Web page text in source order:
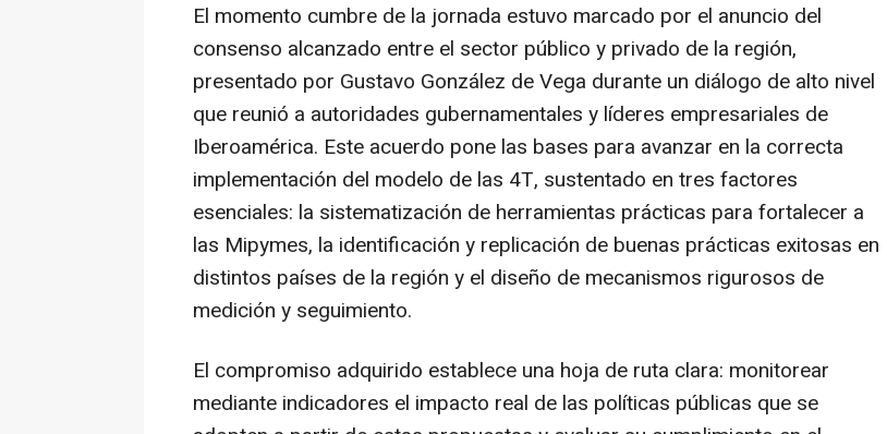
El momento cumbre de la jornada estuvo marcado por el anuncio del
consenso alcanzado entre el sector público y privado de la región,
presentado por Gustavo González de Vega durante un diálogo de alto nivel
que reunió a autoridades gubernamentales y líderes empresariales de
Iberoamérica. Este acuerdo pone las bases para avanzar en la correcta
implementación del modelo de las 4T, sustentado en tres factores
esenciales: la sistematización de herramientas prácticas para fortalecer a
las Mipymes, la identificación y replicación de buenas prácticas exitosas en
distintos países de la región y el diseño de mecanismos rigurosos de
medición y seguimiento.
El compromiso adquirido establece una hoja de ruta clara: monitorear
mediante indicadores el impacto real de las políticas públicas que se